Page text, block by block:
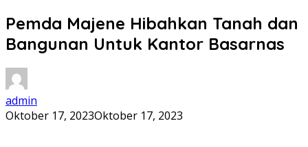
Pemda Majene Hibahkan Tanah dan
Bangunan Untuk Kantor Basarnas
admin
Oktober 17, 2023Oktober 17, 2023